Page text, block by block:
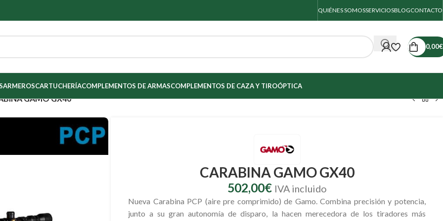
QUIÉNES SOMOSSERVICIOSBLOGCONTACTO
0,00€
ARMEROSCARTUCHERÍACOMPLEMENTOS DE ARMASCOMPLEMENTOS DE CAZA Y TIROÓPTICA
GAMO GX40
CARABINA GAMO GX40
502,00€ IVA incluido
Nueva Carabina PCP (aire pre comprimido) de Gamo. Combina precisión y potencia,
junto a su gran autonomía de disparo, la hacen merecedora de los tiradores más